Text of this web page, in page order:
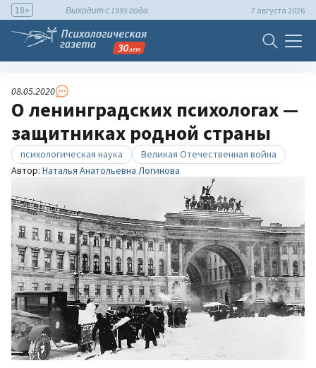
18+ Выходит с 1995 года 7 августа 2026
08.05.2020
О ленинградских психологах —
защитниках родной страны
психологическая наука
Великая Отечественная война
Автор: Наталья Анатольевна Логинова